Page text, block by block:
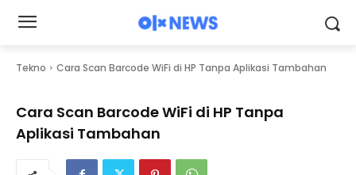
Tekno Cara Scan Barcode WiFi di HP Tanpa Aplikasi Tambahan
Cara Scan Barcode WiFi di HP Tanpa
Aplikasi Tambahan